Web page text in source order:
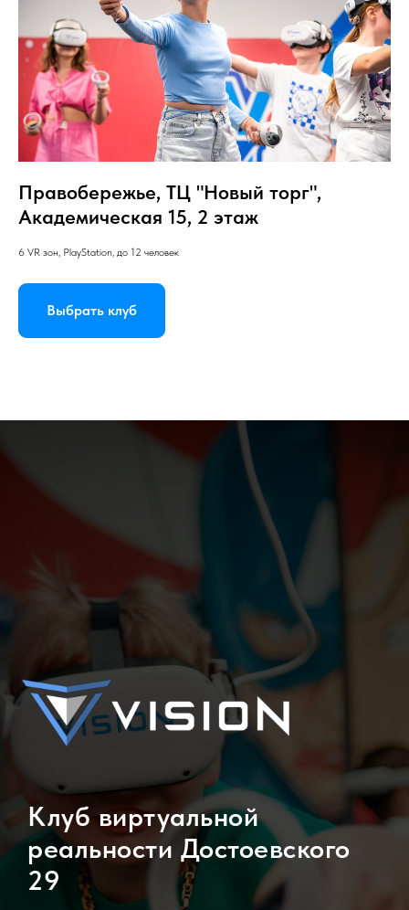
Правобережье, ТЦ "Новый торг",
Академическая 15, 2 этаж
6 VR зон, PlayStation, до 12 человек
Выбрать клуб
Клуб виртуальной
реальности Достоевского
29